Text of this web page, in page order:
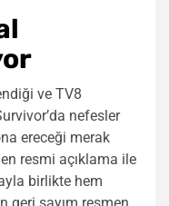
ve TV8
nefesler
ereceği merak
resmi açıklama ile
birlikte hem
geri sayım resmen